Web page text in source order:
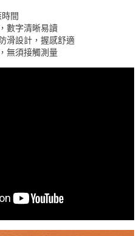
間
數字清晰易讀
滑設計，握感舒適
無須接觸測量